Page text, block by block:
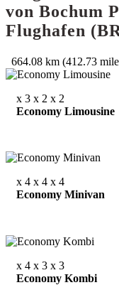
von Bochum
Flughafen
664.08 km (412.73
x 3 x 2 x 2
Economy Limousine
x 4 x 4 x 4
Economy Minivan
x 4 x 3 x 3
Economy Kombi